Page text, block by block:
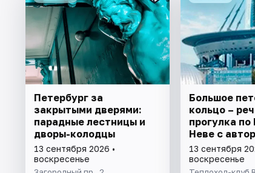
Петербург за
закрытыми дверями:
парадные лестницы и
дворы-колодцы
13 сентября 2026 •
воскресенье
Большое
кольцо –
прогулка пo
Неве с
экскурсией
музыкой в
салоне
13 сентября
воскресенье